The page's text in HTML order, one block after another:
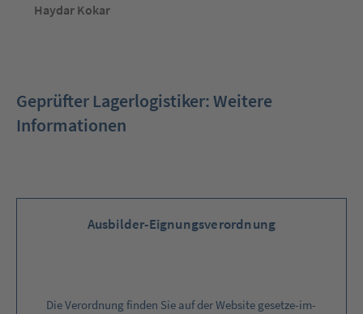
Haydar Kokar
Geprüfter Lagerlogistiker: Weitere
Informationen
Ausbilder-Eignungsverordnung
Die Verordnung finden Sie auf der Website gesetze-im-